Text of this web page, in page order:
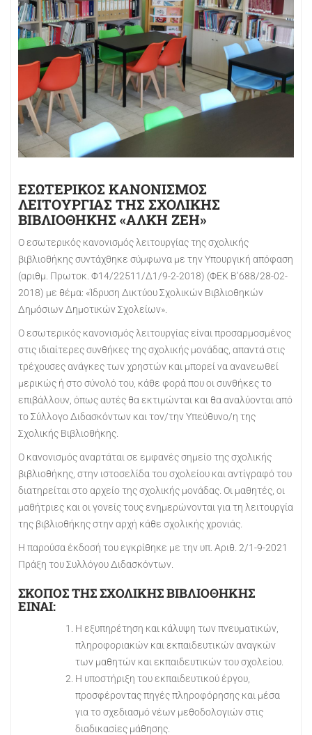
ΕΣΩΤΕΡΙΚΟΣ ΚΑΝΟΝΙΣΜΟΣ
ΛΕΙΤΟΥΡΓΙΑΣ ΤΗΣ ΣΧΟΛΙΚΗΣ
ΒΙΒΛΙΟΘΗΚΗΣ«ΑΛΚΗ ΖΕΗ»
Ο εσωτερικός κανονισμός λειτουργίας της σχολικής
βιβλιοθήκης συντάχθηκε σύμφωνα με την Υπουργική απόφαση
(αριθμ. Πρωτοκ. Φ14/22511/Δ1/9-2-2018) (ΦΕΚ Β’688/28-02-
2018) με θέμα: «Ίδρυση Δικτύου Σχολικών Βιβλιοθηκών
Δημόσιων Δημοτικών Σχολείων».
Ο εσωτερικός κανονισμός λειτουργίας είναι προσαρμοσμένος
στις ιδιαίτερες συνθήκες της σχολικής μονάδας, απαντά στις
τρέχουσες ανάγκες των χρηστών και μπορεί να ανανεωθεί
μερικώς ή στο σύνολό του, κάθε φορά που οι συνθήκες το
επιβάλλουν, όπως αυτές θα εκτιμώνται και θα αναλύονται από
το Σύλλογο Διδασκόντων και τον/την Υπεύθυνο/η της
Σχολικής Βιβλιοθήκης.
Ο κανονισμός αναρτάται σε εμφανές σημείο της σχολικής
βιβλιοθήκης, στην ιστοσελίδα του σχολείου και αντίγραφό του
διατηρείται στο αρχείο της σχολικής μονάδας. Οι μαθητές, οι
μαθήτριες και οι γονείς τους ενημερώνονται για τη λειτουργία
της βιβλιοθήκης στην αρχή κάθε σχολικής χρονιάς.
Η παρούσα έκδοσή του εγκρίθηκε με την υπ. Αριθ. 2/1-9-2021
Πράξη του Συλλόγου Διδασκόντων.
ΣΚΟΠΟΣ ΤΗΣ ΣΧΟΛΙΚΗΣ ΒΙΒΛΙΟΘΗΚΗΣ
ΕΙΝΑΙ:
Η εξυπηρέτηση και κάλυψη των πνευματικών,
πληροφοριακών και εκπαιδευτικών αναγκών
των μαθητών και εκπαιδευτικών του σχολείου.
Η υποστήριξη του εκπαιδευτικού έργου,
προσφέροντας πηγές πληροφόρησης και μέσα
για το σχεδιασμό νέων μεθοδολογιών στις
διαδικασίες μάθησης.